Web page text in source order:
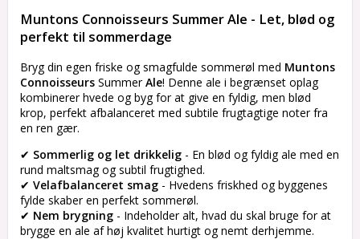
Muntons Connoisseurs Summer Ale - Let, blød og
perfekt til sommerdage
Bryg din egen friske og smagfulde sommerøl med Muntons
Connoisseurs Summer Ale! Denne ale i begrænset oplag
kombinerer hvede og byg for at give en fyldig, men blød
krop, perfekt afbalanceret med subtile frugtagtige noter fra
en ren gær.
✔ Sommerlig og let drikkelig - En blød og fyldig ale med en
rund maltsmag og subtil frugtighed.
✔ Velafbalanceret smag - Hvedens friskhed og byggenes
fylde skaber en perfekt sommerøl.
✔ Nem brygning - Indeholder alt, hvad du skal bruge for at
brygge en ale af høj kvalitet hurtigt og nemt derhjemme.